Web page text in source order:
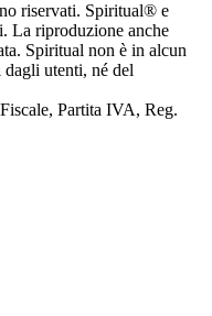
riservati. Spiritual® e
La riproduzione anche
Spiritual non è in alcun
utenti, né del
Partita IVA, Reg.